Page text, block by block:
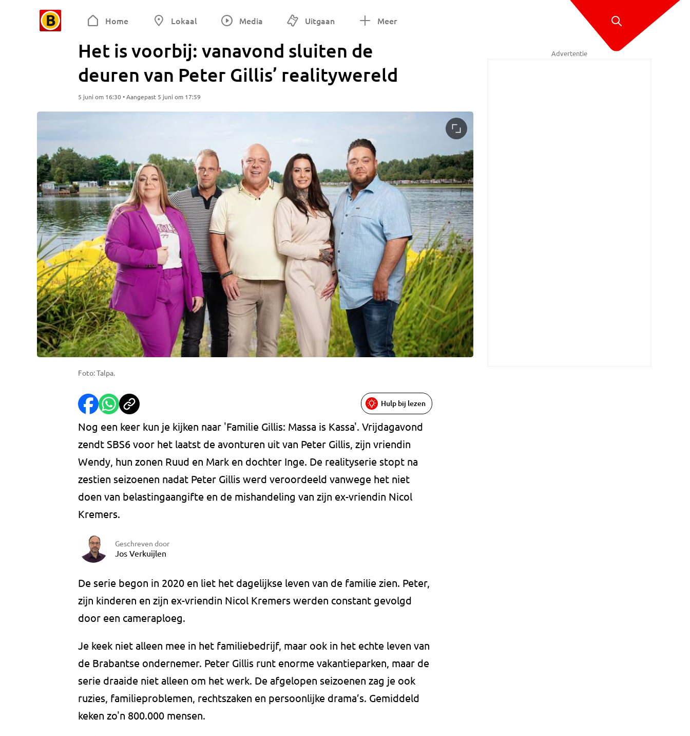
Home Lokaal Media Uitgaan Meer
Het is voorbij: vanavond sluiten de
deuren van Peter Gillis’ realitywereld
5 juni om 16:30 • Aangepast 5 juni om 17:59
Foto: Talpa.
Hulp bij lezen
Nog een keer kun je kijken naar 'Familie Gillis: Massa is Kassa'. Vrijdagavond
zendt SBS6 voor het laatst de avonturen uit van Peter Gillis, zijn vriendin
Wendy, hun zonen Ruud en Mark en dochter Inge. De realityserie stopt na
zestien seizoenen nadat Peter Gillis werd veroordeeld vanwege het niet
doen van belastingaangifte en de mishandeling van zijn ex-vriendin Nicol
Kremers.
Geschreven door
Jos Verkuijlen
De serie begon in 2020 en liet het dagelijkse leven van de familie zien. Peter,
zijn kinderen en zijn ex-vriendin Nicol Kremers werden constant gevolgd
door een cameraploeg.
Je keek niet alleen mee in het familiebedrijf, maar ook in het echte leven van
de Brabantse ondernemer. Peter Gillis runt enorme vakantieparken, maar de
serie draaide niet alleen om het werk. De afgelopen seizoenen zag je ook
ruzies, familieproblemen, rechtszaken en persoonlijke drama’s. Gemiddeld
keken zo'n 800.000 mensen.
Advertentie